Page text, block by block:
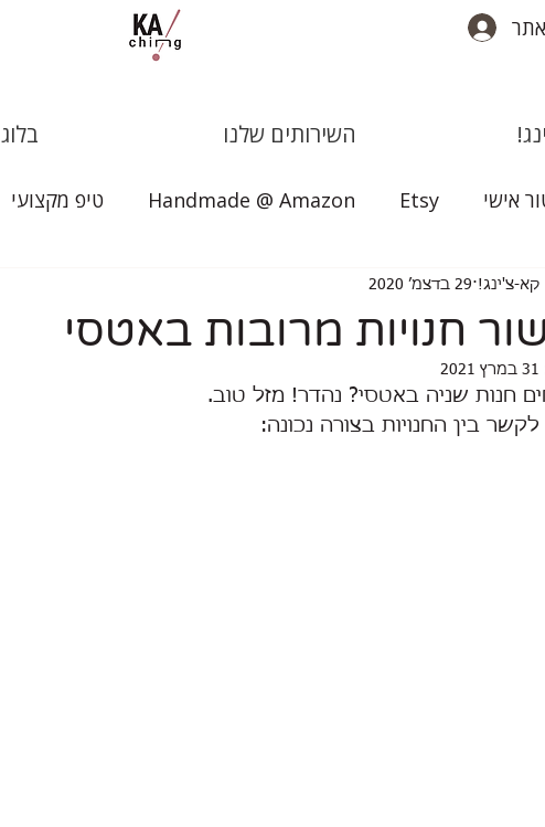
השירותים שלנו בלוג
אישי Etsy
Handmade @ Amazon טיפ מקצועי
חנויות מרובות באטסי
קא-צ'ינג! 29 בדצמ׳ 2020
31 במרץ 2021
חנות שניה באטסי? נהדר! מזל טוב.
לקשר בין החנויות בצורה נכונה: